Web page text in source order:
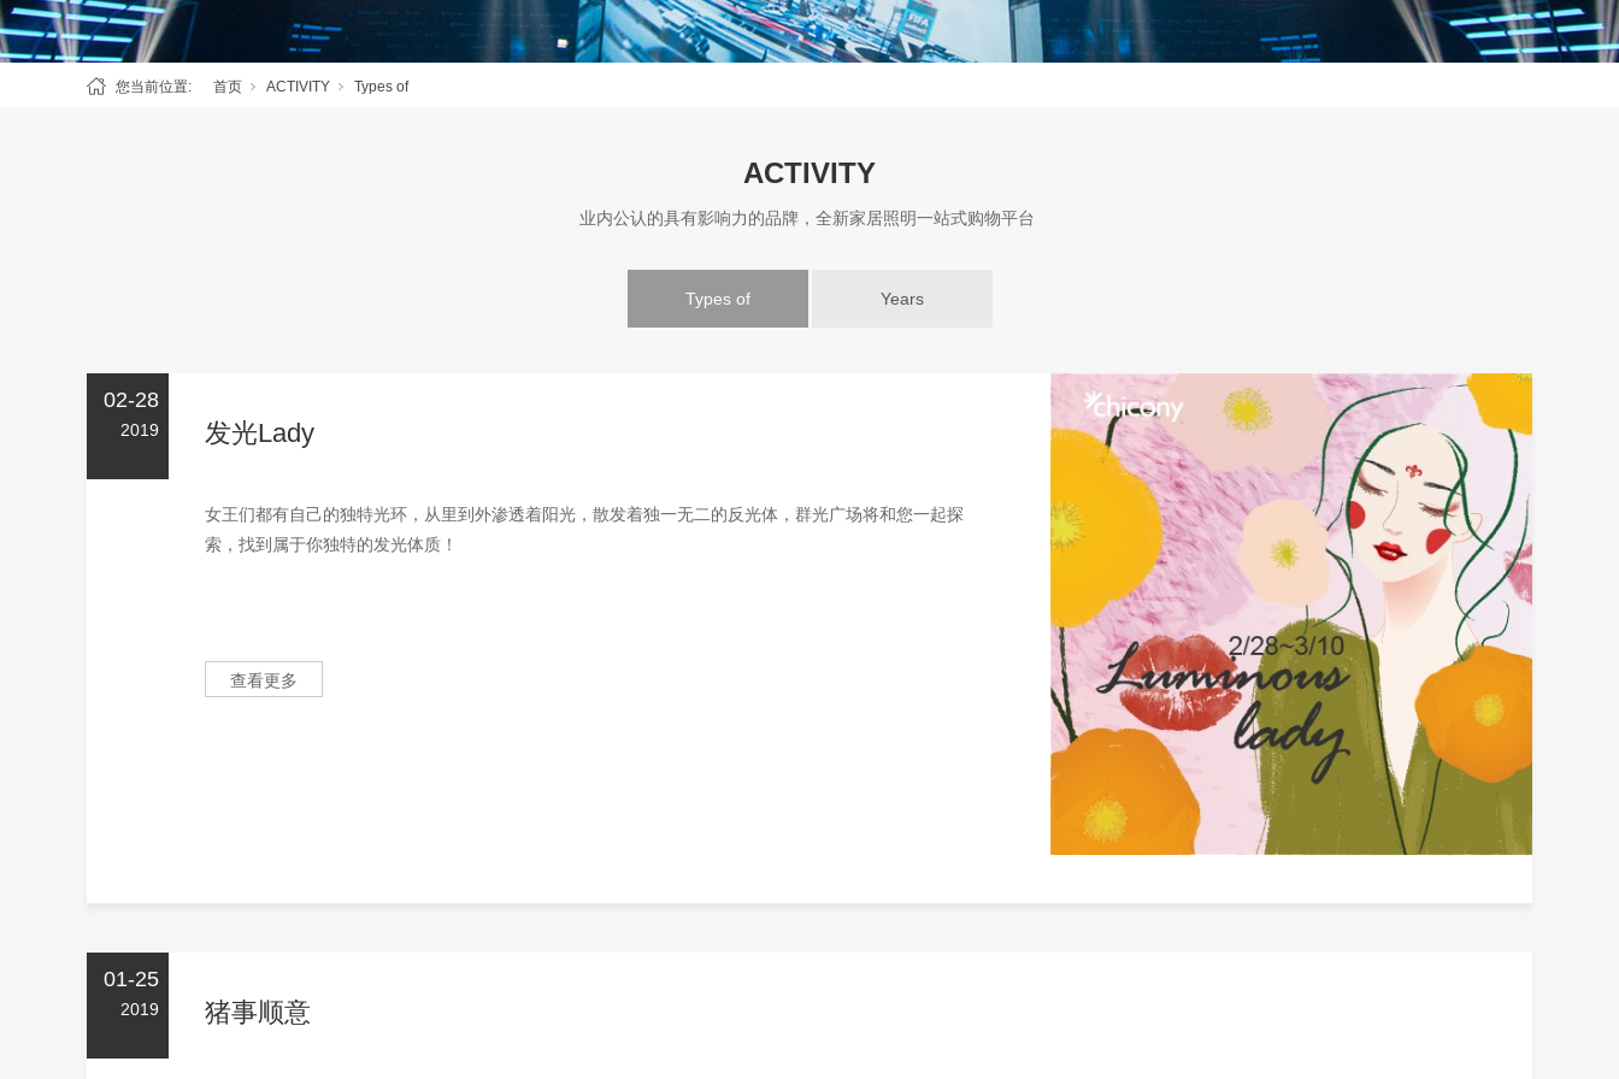
您当前位置: 首页 ACTIVITY Types of
ACTIVITY
业内公认的具有影响力的品牌，全新家居照明一站式购物平台
Types of Years
02-28
2019 发光Lady
女王们都有自己的独特光环，从里到外渗透着阳光，散发着独一无二的反光体，群光广场将和您一起探
索，找到属于你独特的发光体质！
查看更多
01-25
2019 猪事顺意